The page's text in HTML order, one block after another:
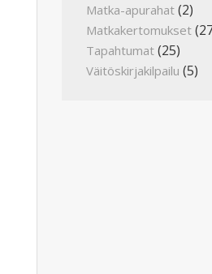
Matka-apurahat (2)
Matkakertomukset
Tapahtumat (25)
Väitöskirjakilpailu (5)